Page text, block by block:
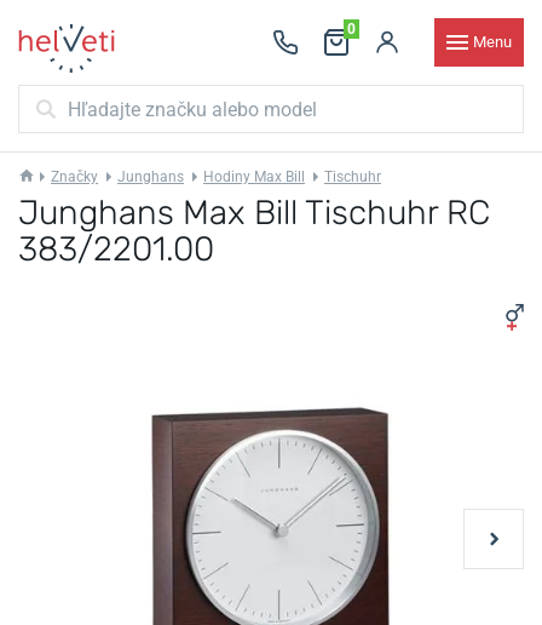
0
Menu
Značky Junghans Hodiny Max Bill Tischuhr
Junghans Max Bill Tischuhr RC
383/2201.00